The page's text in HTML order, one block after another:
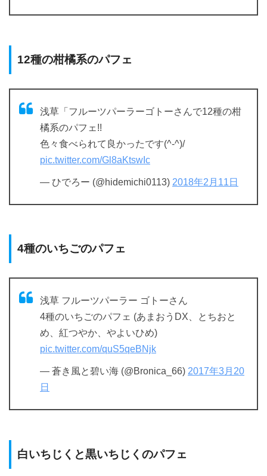
12種の柑橘系のパフェ
浅草「フルーツパーラーゴトーさんで12種の柑
橘系のパフェ!!
色々食べられて良かったです(^-^)/
pic.twitter.com/Gl8aKtswIc
— ひでろー (@hidemichi0113) 2018年2月11日
4種のいちごのパフェ
浅草 フルーツパーラー ゴトーさん
4種のいちごのパフェ (あまおうDX、とちおと
め、紅つやか、やよいひめ)
pic.twitter.com/quS5qeBNjk
— 蒼き風と碧い海 (@Bronica_66) 2017年3月20
日
白いちじくと黒いちじくのパフェ